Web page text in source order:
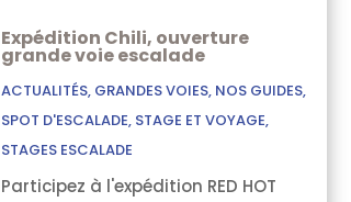
Expédition Chili, ouverture
grande voie escalade
ACTUALITÉS, GRANDES VOIES, NOS GUIDES,
SPOT D'ESCALADE, STAGE ET VOYAGE,
STAGES ESCALADE
Participez à l'expédition RED HOT